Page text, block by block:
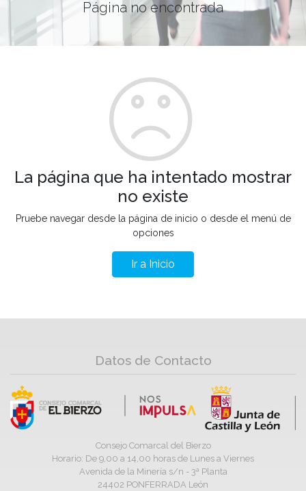
Página no encontrada
La página que ha intentado mostrar
no existe
Pruebe navegar desde la página de inicio o desde el menú de
opciones
Ir a Inicio
Datos de Contacto
Consejo Comarcal del Bierzo
Horario: De 9,00 a 14,00 horas de Lunes a Viernes
Avenida de la Minería s/n - 3ª Planta
24402 PONFERRADA León